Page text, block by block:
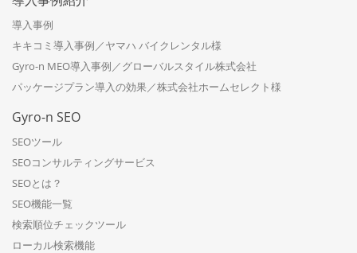
導入事例
キキコミ導入事例／ヤマハ バイクレンタル様
Gyro-n MEO導入事例／グローバルスタイル株式会社
パッケージプラン導入の効果／株式会社ホームセレクト様
Gyro-n SEO
SEOツール
SEOコンサルティングサービス
SEOとは？
SEO機能一覧
検索順位チェックツール
ローカル検索機能